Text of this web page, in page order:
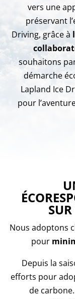
vers une
préservant
Driving, grâce à
souhaitons
démarche
Lapland Ice
pour
Nous adoptons
pour
Depuis la
efforts pour
de